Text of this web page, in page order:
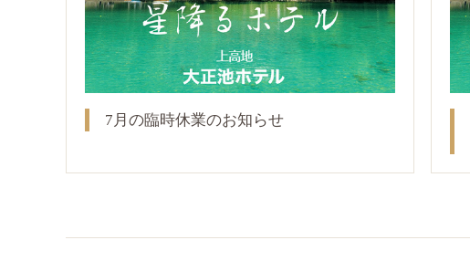
7月の臨時休業のお知らせ